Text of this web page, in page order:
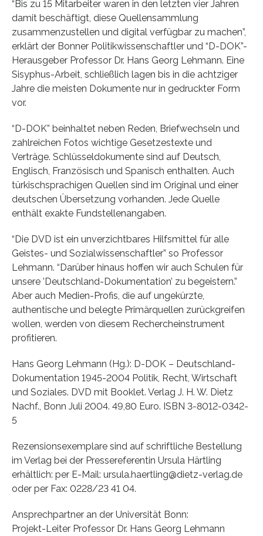
“Bis zu 15 Mitarbeiter waren in den letzten vier Jahren
damit beschäftigt, diese Quellensammlung
zusammenzustellen und digital verfügbar zu machen”,
erklärt der Bonner Politikwissenschaftler und “D-DOK”-
Herausgeber Professor Dr. Hans Georg Lehmann. Eine
Sisyphus-Arbeit, schließlich lagen bis in die achtziger
Jahre die meisten Dokumente nur in gedruckter Form
vor.
“D-DOK” beinhaltet neben Reden, Briefwechseln und
zahlreichen Fotos wichtige Gesetzestexte und
Verträge. Schlüsseldokumente sind auf Deutsch,
Englisch, Französisch und Spanisch enthalten. Auch
türkischsprachigen Quellen sind im Original und einer
deutschen Übersetzung vorhanden. Jede Quelle
enthält exakte Fundstellenangaben.
“Die DVD ist ein unverzichtbares Hilfsmittel für alle
Geistes- und Sozialwissenschaftler” so Professor
Lehmann. “Darüber hinaus hoffen wir auch Schulen für
unsere ’Deutschland-Dokumentation’ zu begeistern.”
Aber auch Medien-Profis, die auf ungekürzte,
authentische und belegte Primärquellen zurückgreifen
wollen, werden von diesem Rechercheinstrument
profitieren.
Hans Georg Lehmann (Hg.): D-DOK – Deutschland-
Dokumentation 1945-2004 Politik, Recht, Wirtschaft
und Soziales. DVD mit Booklet. Verlag J. H. W. Dietz
Nachf., Bonn Juli 2004. 49,80 Euro. ISBN 3-8012-0342-
5
Rezensionsexemplare sind auf schriftliche Bestellung
im Verlag bei der Pressereferentin Ursula Härtling
erhältlich: per E-Mail: ursula.haertling@dietz-verlag.de
oder per Fax: 0228/23 41 04.
Ansprechpartner an der Universität Bonn:
Projekt-Leiter Professor Dr. Hans Georg Lehmann